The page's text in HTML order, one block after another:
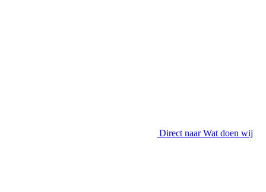
Direct naar Wat doen wij